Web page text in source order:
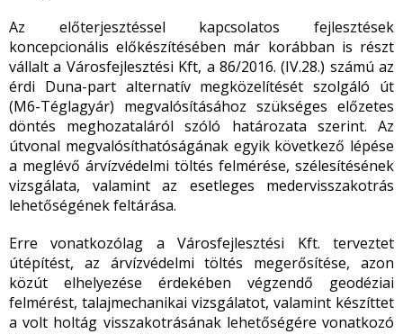
Az előterjesztéssel kapcsolatos fejlesztések
koncepcionális előkészítésében már korábban is részt
vállalt a Városfejlesztési Kft, a 86/2016. (IV.28.) számú az
érdi Duna-part alternatív megközelítését szolgáló út
(M6-Téglagyár) megvalósításához szükséges előzetes
döntés meghozataláról szóló határozata szerint. Az
útvonal megvalósíthatóságának egyik következő lépése
a meglévő árvízvédelmi töltés felmérése, szélesítésének
vizsgálata, valamint az esetleges medervisszakotrás
lehetőségének feltárása.
Erre vonatkozólag a Városfejlesztési Kft. terveztet
útépítést, az árvízvédelmi töltés megerősítése, azon
közút elhelyezése érdekében végzendő geodéziai
felmérést, talajmechanikai vizsgálatot, valamint készíttet
a volt holtág visszakotrásának lehetőségére vonatkozó